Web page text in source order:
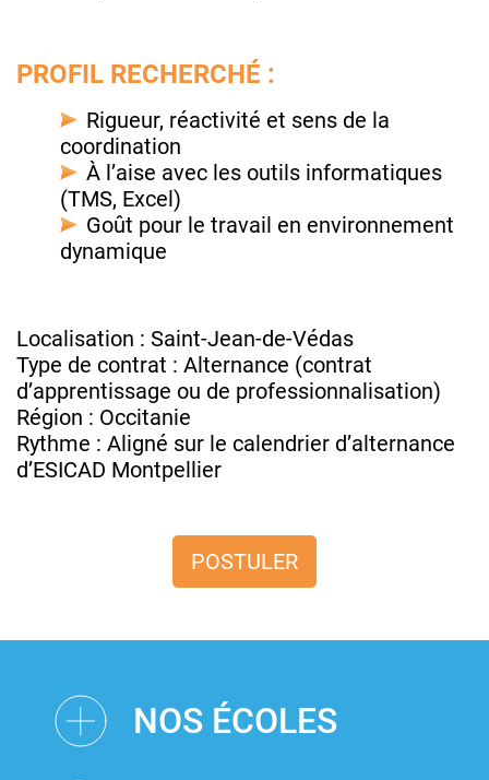
PROFIL RECHERCHÉ :
Rigueur, réactivité et sens de la
coordination
À l’aise avec les outils informatiques
(TMS, Excel)
Goût pour le travail en environnement
dynamique
Localisation : Saint-Jean-de-Védas
Type de contrat : Alternance (contrat
d’apprentissage ou de professionnalisation)
Région : Occitanie
Rythme : Aligné sur le calendrier d’alternance
d’ESICAD Montpellier
POSTULER
NOS ÉCOLES